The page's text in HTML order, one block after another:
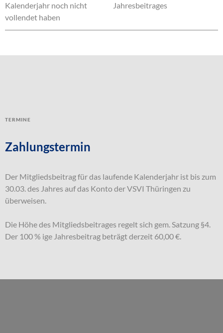
Kalenderjahr noch nicht
vollendet haben
Jahresbeitrages
Termine
Zahlungstermin
Der Mitgliedsbeitrag für das laufende Kalenderjahr ist bis zum
30.03. des Jahres auf das Konto der VSVI Thüringen zu
überweisen.
Die Höhe des Mitgliedsbeitrages regelt sich gem. Satzung §4.
Der 100 % ige Jahresbeitrag beträgt derzeit 60,00 €.